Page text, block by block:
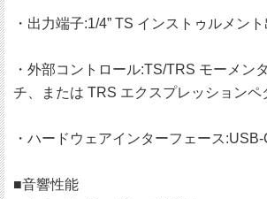
・出力端子:1/4” TS インストゥルメン
・外部コントロール:TS/TRS モーメン
チ、または TRS エクスプレッションペ
・ハードウェアインターフェース:USB-
■音響性能